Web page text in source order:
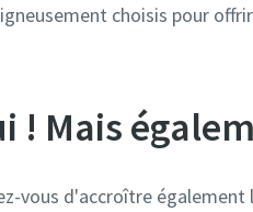
choisis pour
! Mais
vous d'accroître